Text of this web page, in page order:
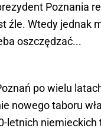
Poznania
źle. Wtedy jednak
oszczędzać...
po wielu
nowego taboru
letnich